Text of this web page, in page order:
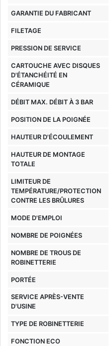
GARANTIE DU FABRICANT
FILETAGE
PRESSION DE SERVICE
CARTOUCHE AVEC DISQUES
D'ÉTANCHÉITÉ EN
CÉRAMIQUE
DÉBIT MAX. DÉBIT À 3 BAR
POSITION DE LA POIGNÉE
HAUTEUR D'ÉCOULEMENT
HAUTEUR DE MONTAGE
TOTALE
LIMITEUR DE
TEMPÉRATURE/PROTECTION
CONTRE LES BRÛLURES
MODE D'EMPLOI
NOMBRE DE POIGNÉES
NOMBRE DE TROUS DE
ROBINETTERIE
PORTÉE
SERVICE APRÈS-VENTE
D'USINE
TYPE DE ROBINETTERIE
FONCTION ECO